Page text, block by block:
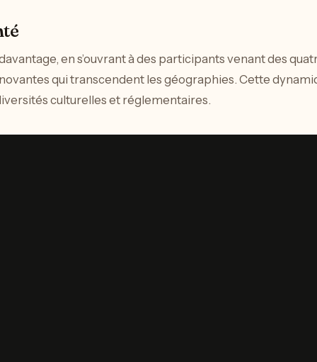
en s’ouvrant à des participants venant des
qui transcendent les géographies. Cette
culturelles et réglementaires.